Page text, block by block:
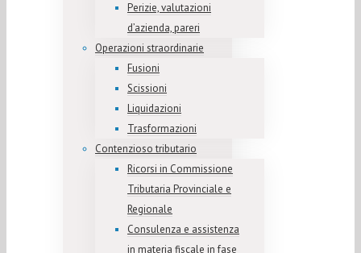
Perizie, valutazioni
d’azienda, pareri
Operazioni straordinarie
Fusioni
Scissioni
Liquidazioni
Trasformazioni
Contenzioso tributario
Ricorsi in Commissione
Tributaria Provinciale e
Regionale
Consulenza e assistenza
in materia fiscale in fase